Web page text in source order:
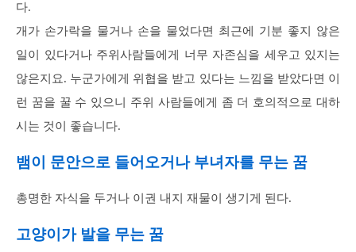
다.
개가 손가락을 물거나 손을 물었다면 최근에 기분 좋지 않은
일이 있다거나 주위사람들에게 너무 자존심을 세우고 있지는
않은지요. 누군가에게 위협을 받고 있다는 느낌을 받았다면 이
런 꿈을 꿀 수 있으니 주위 사람들에게 좀 더 호의적으로 대하
시는 것이 좋습니다.
뱀이 문안으로 들어오거나 부녀자를 무는 꿈
총명한 자식을 두거나 이권 내지 재물이 생기게 된다.
고양이가 발을 무는 꿈